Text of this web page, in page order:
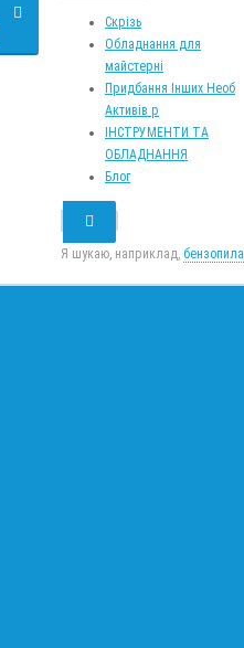
Скрізь
Обладнання для
майстерні
Придбання Інших Необ
Активів р
ІНСТРУМЕНТИ ТА
ОБЛАДНАННЯ
Блог
Я шукаю, наприклад, бензопила